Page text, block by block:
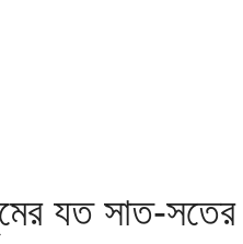
যত সাত-সতের